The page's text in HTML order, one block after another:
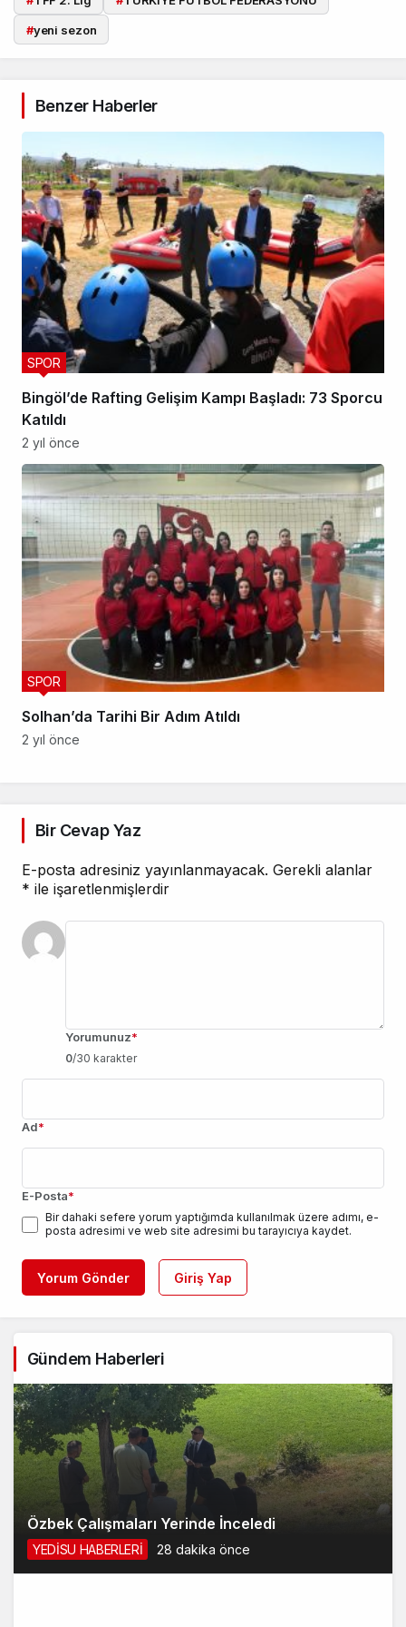
#yeni sezon
Benzer Haberler
Bingöl’de Rafting Gelişim Kampı Başladı: 73 Sporcu
Katıldı
SPOR
2 yıl önce
Solhan’da Tarihi Bir Adım Atıldı
SPOR
2 yıl önce
Bir Cevap Yaz
E-posta adresiniz yayınlanmayacak. Gerekli alanlar
* ile işaretlenmişlerdir
Yorumunuz*
0/30 karakter
Ad*
E-Posta*
Bir dahaki sefere yorum yaptığımda kullanılmak üzere adımı, e-
posta adresimi ve web site adresimi bu tarayıcıya kaydet.
Yorum Gönder Giriş Yap
Gündem Haberleri
Özbek Çalışmaları Yerinde İnceledi
YEDİSU HABERLERİ 28 dakika önce
Takip Et